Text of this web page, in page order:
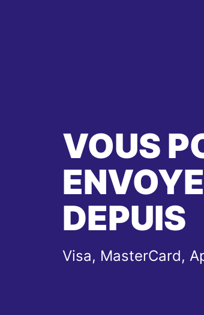
VOUS
DEPUIS
Visa, MasterCard,